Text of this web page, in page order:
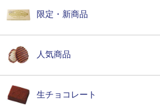
限定・新商品
人気商品
生チョコレート